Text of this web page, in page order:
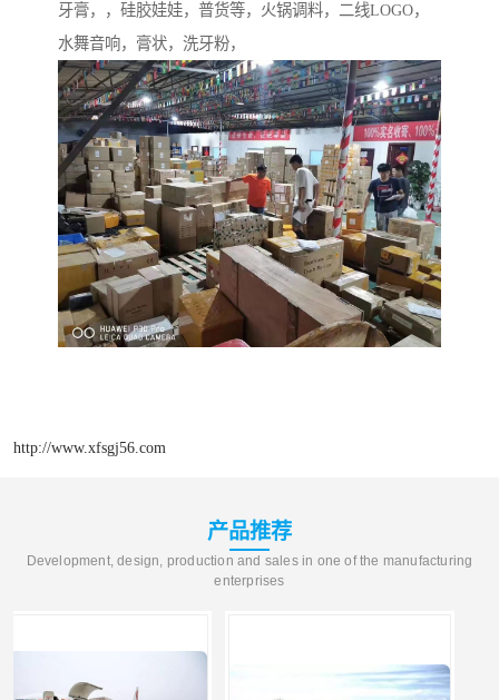
牙膏，，硅胶娃娃，普货等，火锅调料，二线LOGO，
水舞音响，膏状，洗牙粉，
http://www.xfsgj56.com
产品推荐
Development, design, production and sales in one of the manufacturing
enterprises